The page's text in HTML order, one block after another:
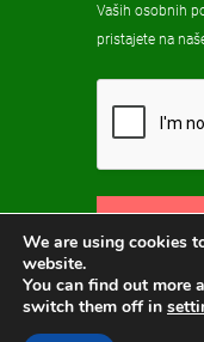
Vaših osobnih
pristajete na
We are using cookies
website.
You can find out more
switch them off in